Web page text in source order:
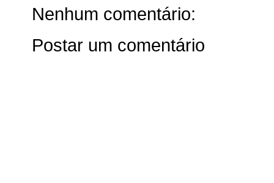
Nenhum comentário:
Postar um comentário